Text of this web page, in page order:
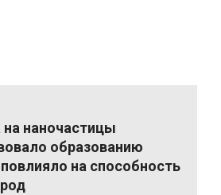
наночастицы
образованию
на способность